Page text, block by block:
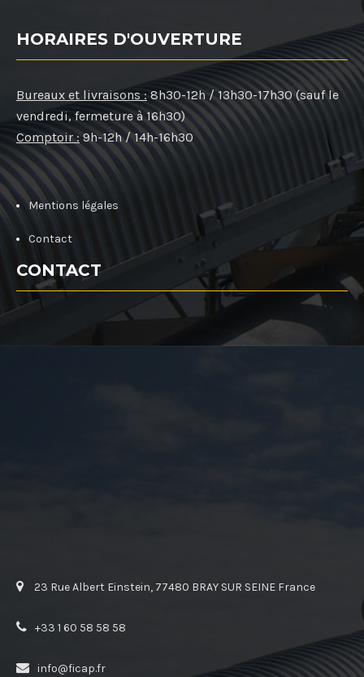
HORAIRES D'OUVERTURE
Bureaux et livraisons : 8h30-12h / 13h30-17h30 (sauf le
vendredi, fermeture à 16h30)
Comptoir : 9h-12h / 14h-16h30
Mentions légales
Contact
CONTACT
23 Rue Albert Einstein, 77480 BRAY SUR SEINE France
+33 1 60 58 58 58
info@ficap.fr